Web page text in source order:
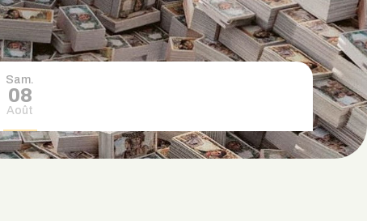
Sam.
08
Août